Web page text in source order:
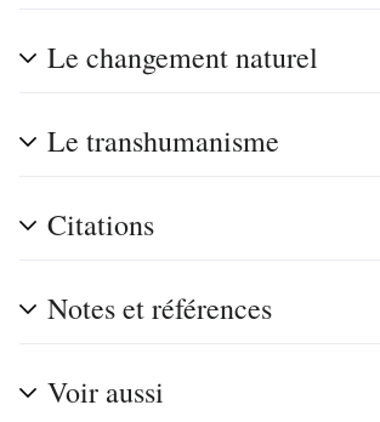
Le changement naturel
Le transhumanisme
Citations
Notes et références
Voir aussi